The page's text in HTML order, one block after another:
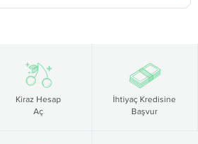
Kiraz Hesap
Aç
İhtiyaç Kredisine
Başvur